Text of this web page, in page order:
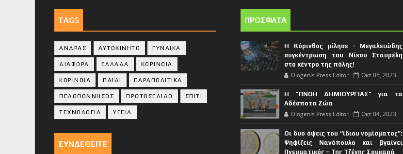
TAGS
ΑΝΔΡΑΣ ΑΥΤΟΚΙΝΗΤΟ ΓΥΝΑΙΚΑ
ΔΙΑΦΟΡΑ ΕΛΛΑΔΑ ΚΟΡΙΝΘΙΑ
ΚΟΡΙΝΘΙA ΠΑΙΔΙ ΠΑΡΑΠΟΛΙΤΙΚΑ
ΠΕΛΟΠΟΝΝΗΣΟΣ ΠΡΩΤΟΣΕΛΙΔΟ ΣΠΙΤΙ
ΤΕΧΝΟΛΟΓΙΑ ΥΓΕΙΑ
ΣΥΝΔΕΘΕΙΤΕ
ΠΡΟΣΦΑΤΑ
Η Κόρινθος μίλησε - Μεγαλειώδης
συγκέντρωση του Νίκου Σταυρέλη
στο κέντρο της πόλης!
Diogenis Press Editor Οκτ 05, 2023
Η "ΠΝΟΗ ΔΗΜΙΟΥΡΓΙΑΣ" για τα
Αδέσποτα Ζώα
Diogenis Press Editor Οκτ 04, 2023
Οι δυο όψεις του “ίδιου νομίσματος”:
Ψηφίζεις Νανόπουλο και βγαίνει
Πνευματικός – Της Τζένης Σουκαρά